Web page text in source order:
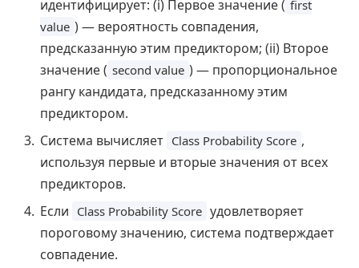
идентифицирует: (i) Первое значение ( first
value ) — вероятность совпадения,
предсказанную этим предиктором; (ii) Второе
значение ( second value ) — пропорциональное
рангу кандидата, предсказанному этим
предиктором.
Система вычисляет Class Probability Score ,
используя первые и вторые значения от всех
предикторов.
Если Class Probability Score удовлетворяет
пороговому значению, система подтверждает
совпадение.